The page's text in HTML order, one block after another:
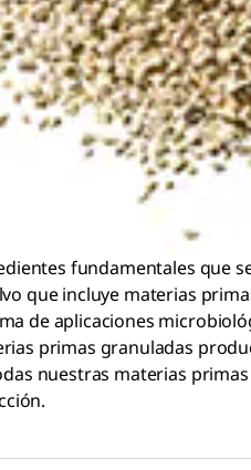
fundamentales
que incluye materias
de aplicaciones
primas granuladas
nuestras materias